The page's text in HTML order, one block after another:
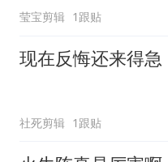
莹宝剪辑 1跟贴
现在反悔还来得急
社死剪辑 1跟贴